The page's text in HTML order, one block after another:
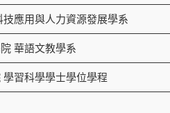
應用與人力資源發展學系
華語文教學系
習科學學士學位學程